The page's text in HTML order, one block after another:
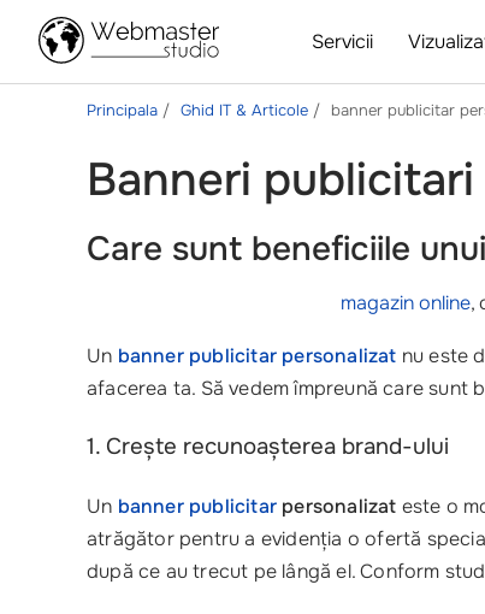
Servicii
Principala Ghid IT & Articole banner publicitar
Banneri
Care sunt beneficiile unui
magazin online,
Un banner publicitar personalizat nu este
afacerea ta. Să vedem împreună care sunt
1. Crește recunoașterea brand-ului
Un banner publicitar personalizat este o
atrăgător pentru a evidenția o ofertă
după ce au trecut pe lângă el. Conform